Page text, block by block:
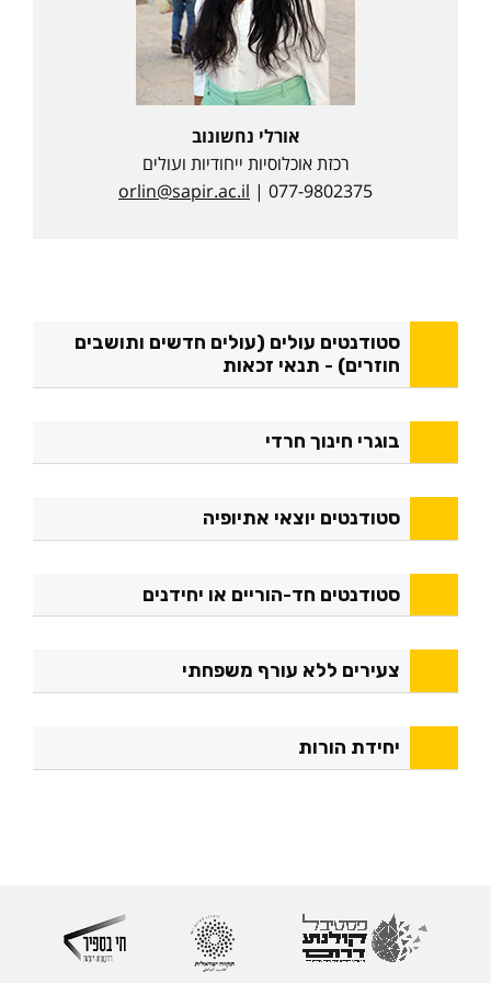
אורלי נחשונוב
רכזת אוכלוסיות ייחודיות ועולים
orlin@sapir.ac.il | 077-9802375
סטודנטים עולים (עולים חדשים ותושבים
חוזרים) - תנאי זכאות
בוגרי חינוך חרדי
סטודנטים יוצאי אתיופיה
סטודנטים חד-הוריים או יחידנים
צעירים ללא עורף משפחתי
יחידת הורות